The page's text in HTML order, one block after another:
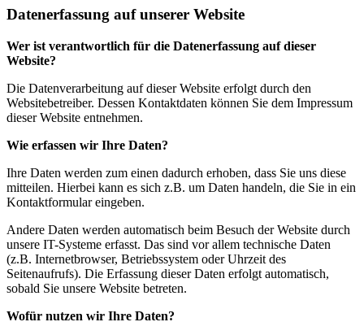
Datenerfassung auf unserer Website
Wer ist verantwortlich für die Datenerfassung auf dieser
Website?
Die Datenverarbeitung auf dieser Website erfolgt durch den
Websitebetreiber. Dessen Kontaktdaten können Sie dem Impressum
dieser Website entnehmen.
Wie erfassen wir Ihre Daten?
Ihre Daten werden zum einen dadurch erhoben, dass Sie uns diese
mitteilen. Hierbei kann es sich z.B. um Daten handeln, die Sie in ein
Kontaktformular eingeben.
Andere Daten werden automatisch beim Besuch der Website durch
unsere IT-Systeme erfasst. Das sind vor allem technische Daten
(z.B. Internetbrowser, Betriebssystem oder Uhrzeit des
Seitenaufrufs). Die Erfassung dieser Daten erfolgt automatisch,
sobald Sie unsere Website betreten.
Wofür nutzen wir Ihre Daten?